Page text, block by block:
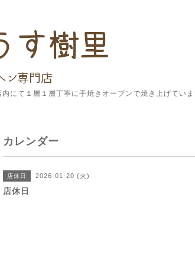
にて１層１層丁寧に手焼きオーブンで焼き上げていま
カレンダー
店休日 2026-01-20 (火)
店休日